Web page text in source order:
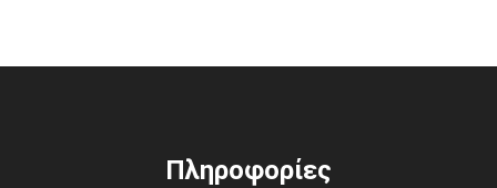
Πληροφορίες